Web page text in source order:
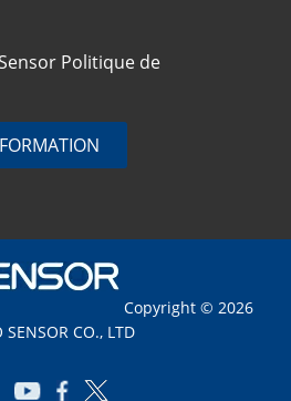
Politique de
Copyright © 2026
SENSOR CO., LTD